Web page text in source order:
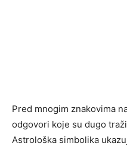
Pred mnogim znakovima
odgovori koje su dugo
Astrološka simbolika